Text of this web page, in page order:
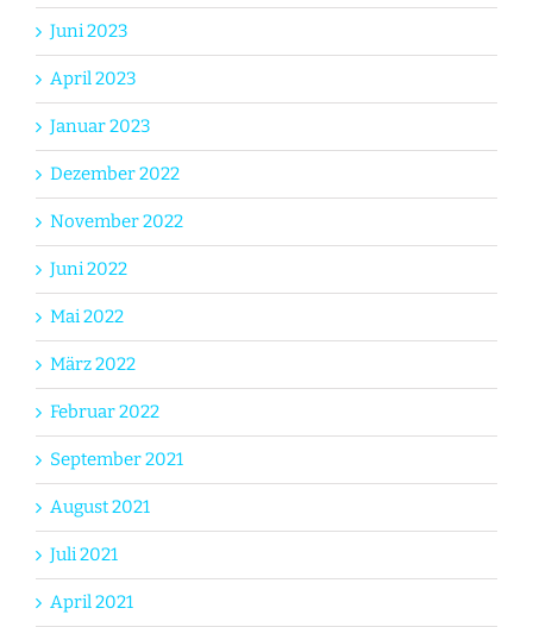
Juni 2023
April 2023
Januar 2023
Dezember 2022
November 2022
Juni 2022
Mai 2022
März 2022
Februar 2022
September 2021
August 2021
Juli 2021
April 2021